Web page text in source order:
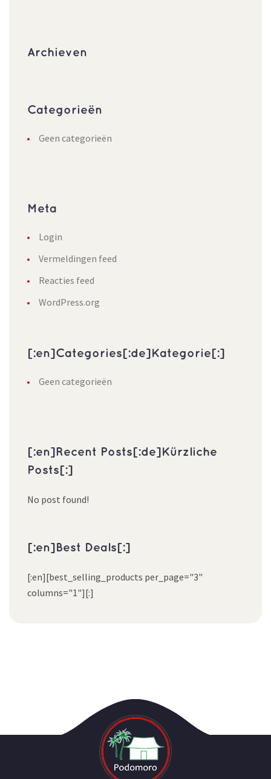
Archieven
Categorieën
Geen categorieën
Meta
Login
Vermeldingen feed
Reacties feed
WordPress.org
[:en]Categories[:de]Kategorie[:]
Geen categorieën
[:en]Recent Posts[:de]Kürzliche
Posts[:]
No post found!
[:en]Best Deals[:]
[:en][best_selling_products per_page="3"
columns="1"][:]